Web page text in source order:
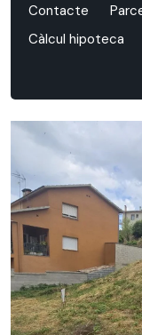
Contacte
Càlcul hipoteca